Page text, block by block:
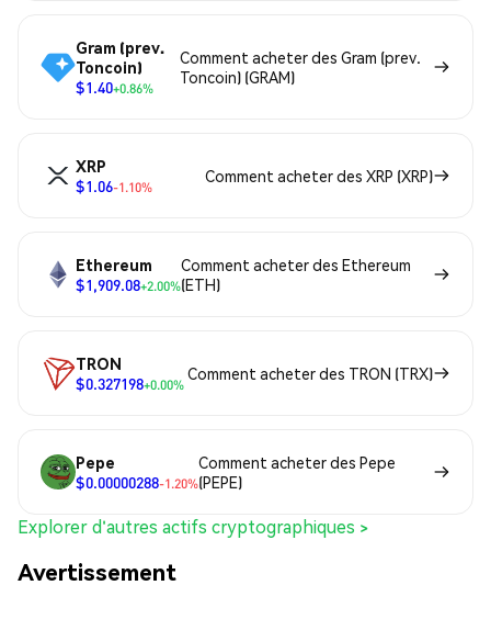
Gram (prev.
Toncoin)
$1.40+0.86%
Comment acheter des Gram (prev.
Toncoin) (GRAM)
XRP
$1.06-1.10%
Comment acheter des XRP (XRP)
Ethereum
$1,909.08+2.00%
Comment acheter des Ethereum
(ETH)
TRON
$0.327198+0.00%
Comment acheter des TRON (TRX)
Pepe
$0.00000288-1.20%
Comment acheter des Pepe
(PEPE)
Explorer d'autres actifs cryptographiques >
Avertissement